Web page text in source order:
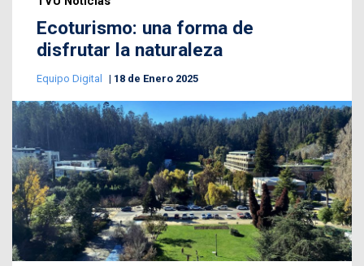
Ecoturismo: una forma de
disfrutar la naturaleza
Equipo Digital 18 de Enero 2025